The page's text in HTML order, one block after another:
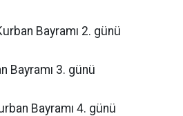
Bayramı 2. günü
Bayramı 3. günü
Bayramı 4. günü